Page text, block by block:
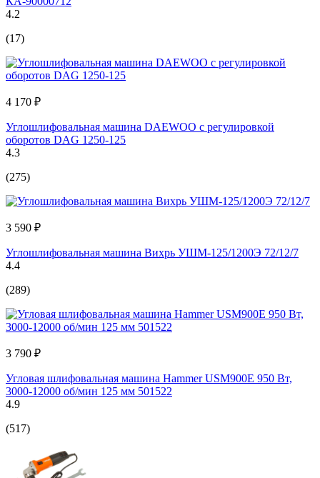
4.2
(17)
4 170 ₽
Углошлифовальная машина DAEWOO с регулировкой
оборотов DAG 1250-125
4.3
(275)
3 590 ₽
Углошлифовальная машина Вихрь УШМ-125/1200Э 72/12/7
4.4
(289)
3 790 ₽
Угловая шлифовальная машина Hammer USM900E 950 Вт,
3000-12000 об/мин 125 мм 501522
4.9
(517)